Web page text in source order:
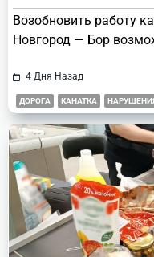
Возобновить работу
Новгород — Бор
4 Дня Назад
ДОРОГА КАНАТКА